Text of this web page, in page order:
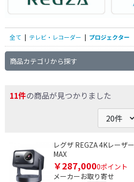
全て | テレビ・レコーダー | プロジェクター
商品カテゴリから探す
11件の商品が見つかりました
レグザ REGZA 4Kレーザ
MAX
￥287,0000ポイント
メーカーお取り寄せ